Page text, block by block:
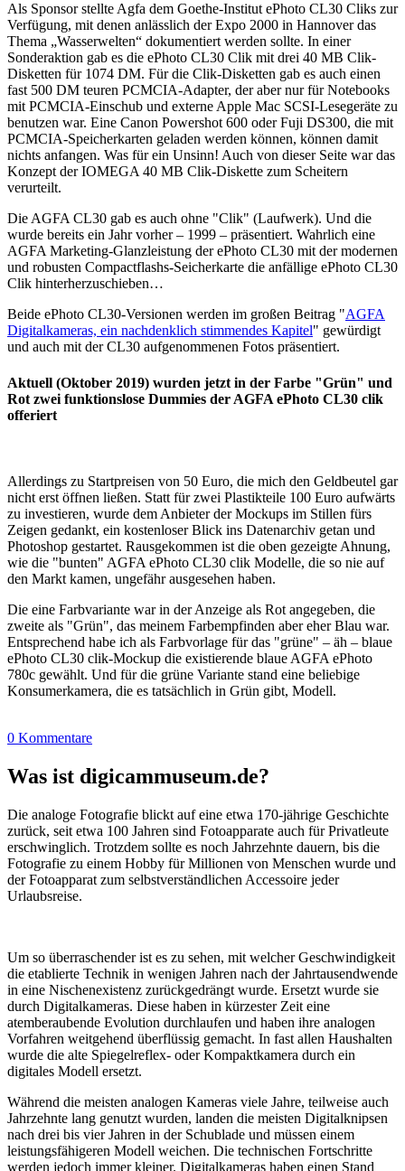
Als Sponsor stellte Agfa dem Goethe-Institut ePhoto CL30 Cliks zur
Verfügung, mit denen anlässlich der Expo 2000 in Hannover das
Thema „Wasserwelten“ dokumentiert werden sollte. In einer
Sonderaktion gab es die ePhoto CL30 Clik mit drei 40 MB Clik-
Disketten für 1074 DM. Für die Clik-Disketten gab es auch einen
fast 500 DM teuren PCMCIA-Adapter, der aber nur für Notebooks
mit PCMCIA-Einschub und externe Apple Mac SCSI-Lesegeräte zu
benutzen war. Eine Canon Powershot 600 oder Fuji DS300, die mit
PCMCIA-Speicherkarten geladen werden können, können damit
nichts anfangen. Was für ein Unsinn! Auch von dieser Seite war das
Konzept der IOMEGA 40 MB Clik-Diskette zum Scheitern
verurteilt.
Die AGFA CL30 gab es auch ohne "Clik" (Laufwerk). Und die
wurde bereits ein Jahr vorher – 1999 – präsentiert. Wahrlich eine
AGFA Marketing-Glanzleistung der ePhoto CL30 mit der modernen
und robusten Compactflashs-Seicherkarte die anfällige ePhoto CL30
Clik hinterherzuschieben…
Beide ePhoto CL30-Versionen werden im großen Beitrag "AGFA
Digitalkameras, ein nachdenklich stimmendes Kapitel" gewürdigt
und auch mit der CL30 aufgenommenen Fotos präsentiert.
Aktuell (Oktober 2019) wurden jetzt in der Farbe "Grün" und
Rot zwei funktionslose Dummies der AGFA ePhoto CL30 clik
offeriert
Allerdings zu Startpreisen von 50 Euro, die mich den Geldbeutel gar
nicht erst öffnen ließen. Statt für zwei Plastikteile 100 Euro aufwärts
zu investieren, wurde dem Anbieter der Mockups im Stillen fürs
Zeigen gedankt, ein kostenloser Blick ins Datenarchiv getan und
Photoshop gestartet. Rausgekommen ist die oben gezeigte Ahnung,
wie die "bunten" AGFA ePhoto CL30 clik Modelle, die so nie auf
den Markt kamen, ungefähr ausgesehen haben.
Die eine Farbvariante war in der Anzeige als Rot angegeben, die
zweite als "Grün", das meinem Farbempfinden aber eher Blau war.
Entsprechend habe ich als Farbvorlage für das "grüne" – äh – blaue
ePhoto CL30 clik-Mockup die existierende blaue AGFA ePhoto
780c gewählt. Und für die grüne Variante stand eine beliebige
Konsumerkamera, die es tatsächlich in Grün gibt, Modell.
0 Kommentare
Was ist digicammuseum.de?
Die analoge Fotografie blickt auf eine etwa 170-jährige Geschichte
zurück, seit etwa 100 Jahren sind Fotoapparate auch für Privatleute
erschwinglich. Trotzdem sollte es noch Jahrzehnte dauern, bis die
Fotografie zu einem Hobby für Millionen von Menschen wurde und
der Fotoapparat zum selbstverständlichen Accessoire jeder
Urlaubsreise.
Um so überraschender ist es zu sehen, mit welcher Geschwindigkeit
die etablierte Technik in wenigen Jahren nach der Jahrtausendwende
in eine Nischenexistenz zurückgedrängt wurde. Ersetzt wurde sie
durch Digitalkameras. Diese haben in kürzester Zeit eine
atemberaubende Evolution durchlaufen und haben ihre analogen
Vorfahren weitgehend überflüssig gemacht. In fast allen Haushalten
wurde die alte Spiegelreflex- oder Kompaktkamera durch ein
digitales Modell ersetzt.
Während die meisten analogen Kameras viele Jahre, teilweise auch
Jahrzehnte lang genutzt wurden, landen die meisten Digitalknipsen
nach drei bis vier Jahren in der Schublade und müssen einem
leistungsfähigeren Modell weichen. Die technischen Fortschritte
werden jedoch immer kleiner. Digitalkameras haben einen Stand